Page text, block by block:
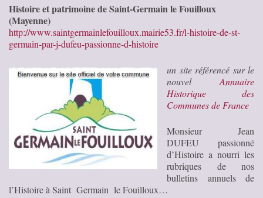
Histoire et patrimoine de Saint-Germain le Fouilloux
(Mayenne)
http://www.saintgermainlefouilloux.mairie53.fr/l-histoire-de-st-
germain-par-j-dufeu-passionne-d-histoire
un site référencé sur le
nouvel Annuaire
Historique des
Communes de France
Monsieur Jean
DUFEU passionné
d’Histoire a nourri les
rubriques de nos
bulletins annuels de
l’Histoire à Saint Germain le Fouilloux…